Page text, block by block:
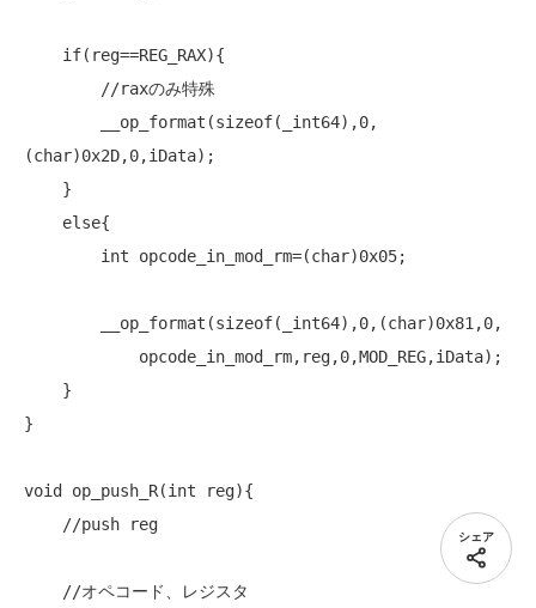
if(reg==REG_RAX){
//raxのみ特殊
        __op_format(
sizeof(_int64),0,
(char)0x2D,0,iData);
else{
int opcode_in_mod_rm=(char)0x05;
        __op_format(
sizeof(_int64),0,(char)0x81,0,
}
void op_push_R(int reg){
//push reg
//オペコード、レジスタ
シェア